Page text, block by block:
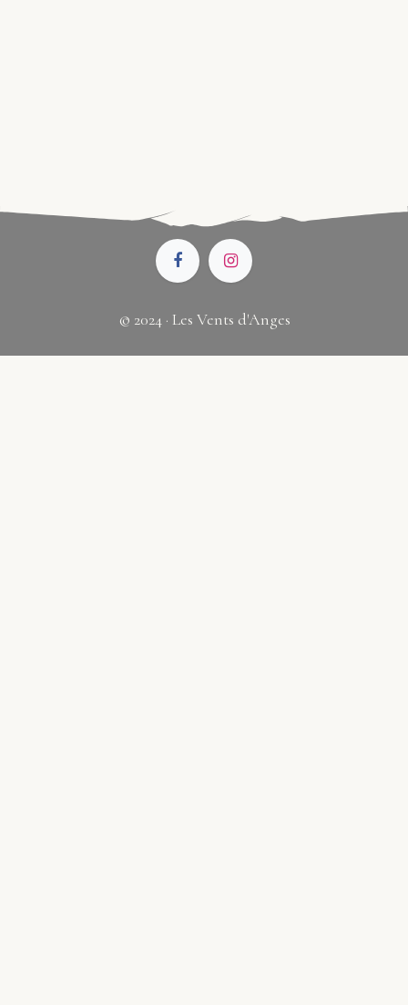
© 2024 · Les Vents d'Anges